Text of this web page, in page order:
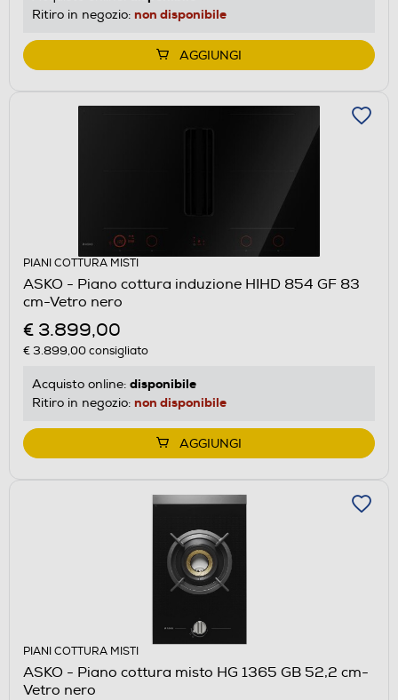
Ritiro in negozio: non disponibile
AGGIUNGI
PIANI COTTURA MISTI
ASKO - Piano cottura induzione HIHD 854 GF 83
cm-Vetro nero
€ 3.899,00
€ 3.899,00consigliato
Acquisto online: disponibile
Ritiro in negozio: non disponibile
AGGIUNGI
PIANI COTTURA MISTI
ASKO - Piano cottura misto HG 1365 GB 52,2 cm-
Vetro nero